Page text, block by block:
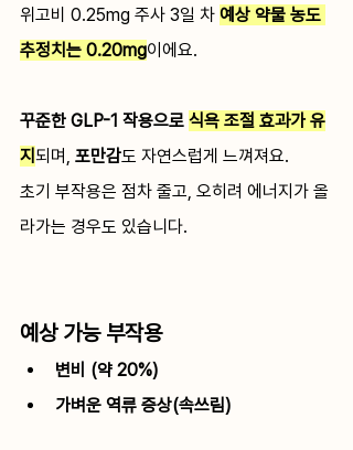
위고비 0.25mg 주사 3일 차 예상 약물 농도
추정치는 0.20mg이에요.
꾸준한 GLP-1 작용으로 식욕 조절 효과가 유
지 되며, 포만감도 자연스럽게 느껴져요.
초기 부작용은 점차 줄고, 오히려 에너지가 올
라가는 경우도 있습니다.
예상 가능 부작용
변비 (약 20%)
가벼운 역류 증상(속쓰림)